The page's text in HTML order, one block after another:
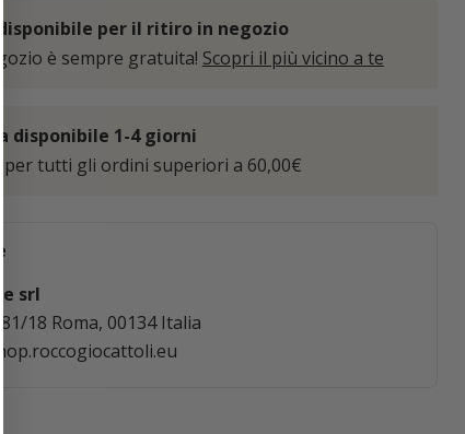
per il ritiro in negozio
è sempre gratuita! Scopri il più vicino a te
disponibile 1-4 giorni
tutti gli ordini superiori a 60,00€
srl
18 Roma, 00134 Italia